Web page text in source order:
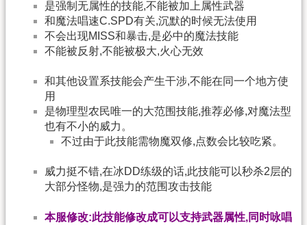
是强制无属性的技能,不能被加上属性武器
和魔法唱速C.SPD有关,沉默的时候无法使用
不会出现MISS和暴击,是必中的魔法技能
不能被反射,不能被极大,火心无效
和其他设置系技能会产生干涉,不能在同一个地方使
用
是物理型农民唯一的大范围技能,推荐必修,对魔法型
也有不小的威力。
不过由于此技能需物魔双修,点数会比较吃紧。
威力挺不错,在冰DD练级的话,此技能可以秒杀2层的
大部分怪物,是强力的范围攻击技能
本服修改:此技能修改成可以支持武器属性,同时咏唱